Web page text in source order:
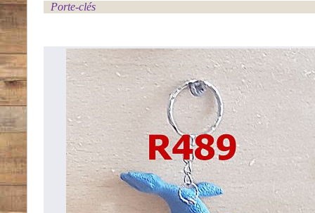
Porte-clés